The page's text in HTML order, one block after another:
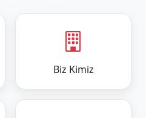
Biz Kimiz